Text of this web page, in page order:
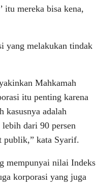
mereka bisa kena,
yang melakukan tindak
Mahkamah
itu penting karena
kasusnya adalah
dari 90 persen
publik,” kata Syarif.
mempunyai nilai Indeks
korporasi yang juga